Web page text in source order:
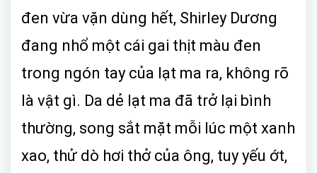
đen vừa vặn dùng hết, Shirley Dương
đang nhổ một cái gai thịt màu đen
trong ngón tay của lạt ma ra, không rõ
là vật gì. Da dẻ lạt ma đã trở lại bình
thường, song sắt mặt mỗi lúc một xanh
xao, thử dò hơi thở của ông, tuy yếu ớt,